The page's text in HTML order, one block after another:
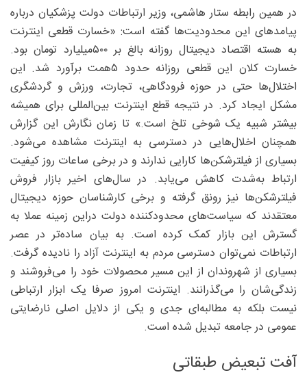
در همین رابطه ستار ‌هاشمی، وزیر ارتباطات دولت پزشکیان درباره
پیامدهای این محدودیت‌ها گفته است: «خسارت قطعی اینترنت
به هسته اقتصاد دیجیتال روزانه بالغ بر ۵۰۰‌میلیارد تومان بود.
خسارت کلان این قطعی روزانه حدود ۵همت برآورد شد. این
اختلال‌ها حتی در حوزه فرودگاهی، تجارت، ورزش و گردشگری
مشکل ایجاد کرد. در نتیجه قطع اینترنت بین‌المللی برای همیشه
بیشتر شبیه یک شوخی تلخ است.» تا زمان نگارش این گزارش
همچنان اخلال‌هایی در دسترسی به اینترنت مشاهده می‌شود.
بسیاری از فیلترشکن‌ها کارایی ندارند و در برخی ساعات روز کیفیت
ارتباط به‌شدت کاهش می‌یابد. در سال‌های اخیر بازار فروش
فیلترشکن‌ها نیز رونق گرفته و برخی کارشناسان حوزه دیجیتال
معتقدند که سیاست‌های محدودکننده دولت دراین زمینه عملا به
گسترش این بازار کمک کرده است. به بیان ساده‌تر در عصر
ارتباطات نمی‌توان دسترسی مردم به اینترنت آزاد را نادیده گرفت.
بسیاری از شهروندان از این مسیر محصولات خود را می‌فروشند و
زندگی‌شان را می‌گذرانند. اینترنت امروز صرفا یک ابزار ارتباطی
نیست بلکه به مطالبه‌ای جدی و یکی از دلایل اصلی نارضایتی
عمومی در جامعه تبدیل شده است.
آفت تبعیض طبقاتی